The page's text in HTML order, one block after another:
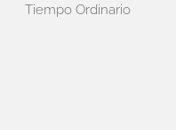
Tiempo Ordinario